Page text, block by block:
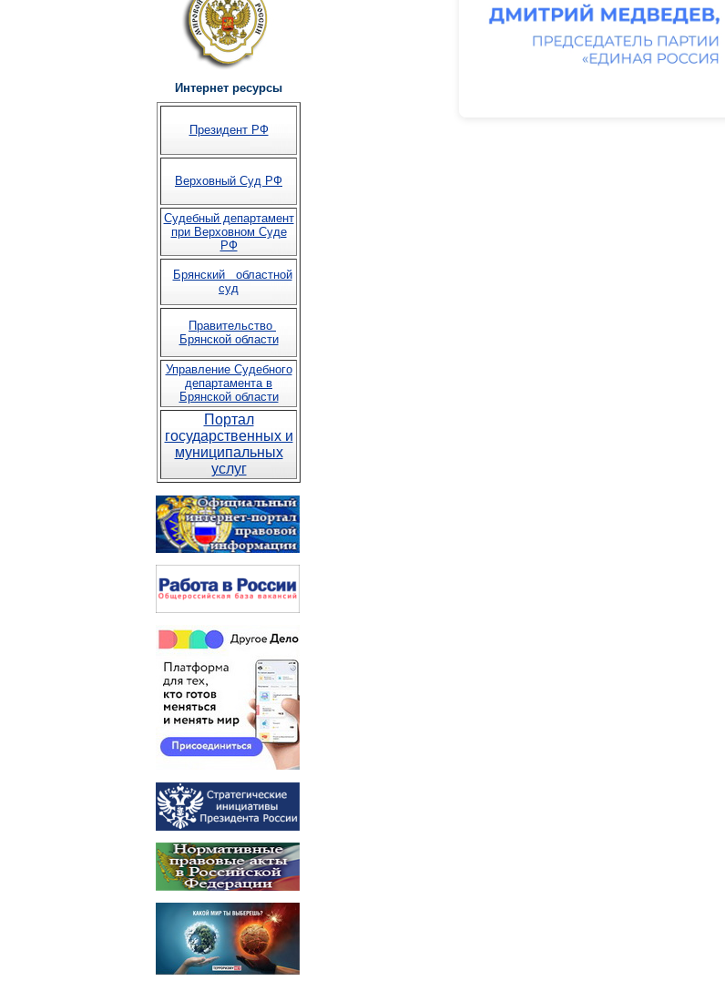
Интернет ресурсы
Президент РФ
Верховный Суд РФ
Судебный департамент
при Верховном Суде
РФ
Брянский областной
суд
Правительство
Брянской области
Управление Судебного
департамента в
Брянской области
Портал
государственных и
муниципальных
услуг